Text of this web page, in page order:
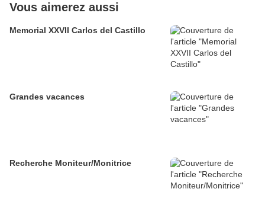
Vous aimerez aussi
Memorial XXVII Carlos del Castillo
Grandes vacances
Recherche Moniteur/Monitrice